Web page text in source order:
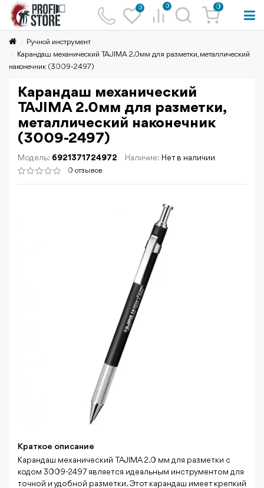
0 0 0
Ручной инструмент
Карандаш механический TAJIMA 2.0мм для разметки, металлический
наконечник (3009-2497)
Карандаш механический
TAJIMA 2.0мм для разметки,
металлический наконечник
(3009-2497)
Модель: 6921371724972 Наличие: Нет в наличии
0 отзывов
Краткое описание
Карандаш механический TAJIMA 2.0 мм для разметки с
кодом 3009-2497 является идеальным инструментом для
точной и удобной разметки. Этот карандаш имеет крепкий